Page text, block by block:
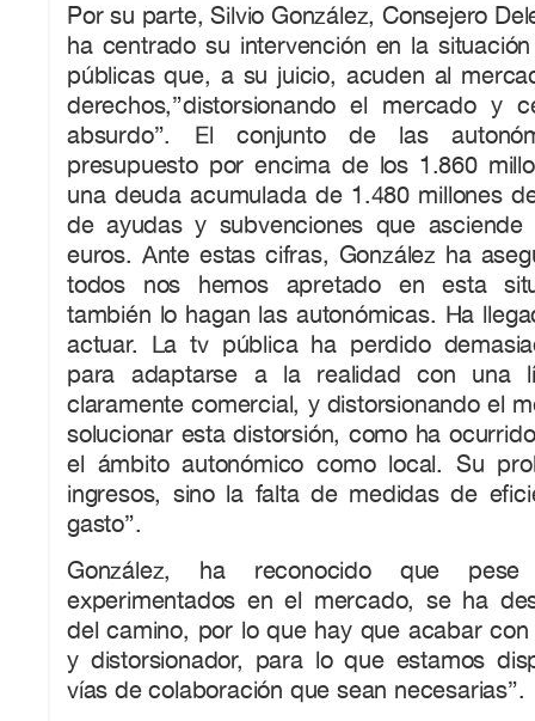
Por su parte, Silvio González, Consejero
ha centrado su intervención en la
públicas que, a su juicio, acuden al
derechos,”distorsionando el mercado y
absurdo”. El conjunto de las
presupuesto por encima de los 1.860
una deuda acumulada de 1.480 millones
de ayudas y subvenciones que
euros. Ante estas cifras, González ha
todos nos hemos apretado en esta
también lo hagan las autonómicas. Ha
actuar. La tv pública ha perdido
para adaptarse a la realidad con una
claramente comercial, y distorsionando el
solucionar esta distorsión, como ha
el ámbito autonómico como local. Su
ingresos, sino la falta de medidas de
gasto”.
González, ha reconocido que
experimentados en el mercado, se ha
del camino, por lo que hay que acabar
y distorsionador, para lo que estamos
vías de colaboración que sean necesarias”.